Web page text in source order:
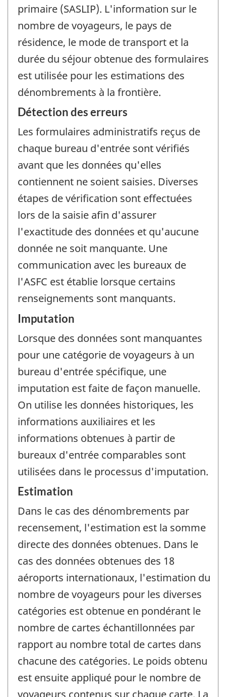
primaire (SASLIP). L'information sur le
nombre de voyageurs, le pays de
résidence, le mode de transport et la
durée du séjour obtenue des formulaires
est utilisée pour les estimations des
dénombrements à la frontière.
Détection des erreurs
Les formulaires administratifs reçus de
chaque bureau d'entrée sont vérifiés
avant que les données qu'elles
contiennent ne soient saisies. Diverses
étapes de vérification sont effectuées
lors de la saisie afin d'assurer
l'exactitude des données et qu'aucune
donnée ne soit manquante. Une
communication avec les bureaux de
l'ASFC est établie lorsque certains
renseignements sont manquants.
Imputation
Lorsque des données sont manquantes
pour une catégorie de voyageurs à un
bureau d'entrée spécifique, une
imputation est faite de façon manuelle.
On utilise les données historiques, les
informations auxiliaires et les
informations obtenues à partir de
bureaux d'entrée comparables sont
utilisées dans le processus d'imputation.
Estimation
Dans le cas des dénombrements par
recensement, l'estimation est la somme
directe des données obtenues. Dans le
cas des données obtenues des 18
aéroports internationaux, l'estimation du
nombre de voyageurs pour les diverses
catégories est obtenue en pondérant le
nombre de cartes échantillonnées par
rapport au nombre total de cartes dans
chacune des catégories. Le poids obtenu
est ensuite appliqué pour le nombre de
voyageurs contenus sur chaque carte. La